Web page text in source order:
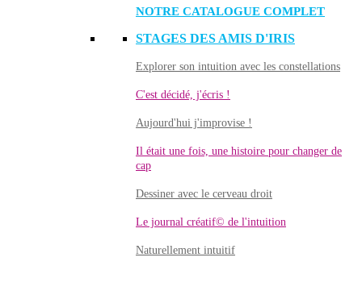
NOTRE CATALOGUE COMPLET
STAGES DES AMIS D'IRIS
Explorer son intuition avec les constellations
C'est décidé, j'écris !
Aujourd'hui j'improvise !
Il était une fois, une histoire pour changer de
cap
Dessiner avec le cerveau droit
Le journal créatif© de l'intuition
Naturellement intuitif